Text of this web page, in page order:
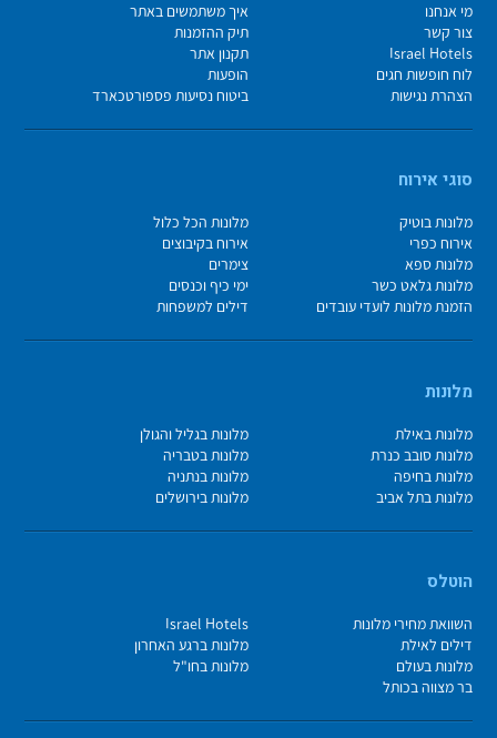
מי אנחנו
איך משתמשים באתר
צור קשר
תיק ההזמנות
Israel Hotels
תקנון אתר
לוח חופשות חגים
הופעות
הצהרת נגישות
ביטוח נסיעות פספורטכארד
סוגי אירוח
מלונות בוטיק
מלונות הכל כלול
אירוח כפרי
אירוח בקיבוצים
מלונות ספא
צימרים
מלונות גלאט כשר
ימי כיף וכנסים
הזמנת מלונות לועדי עובדים
דילים למשפחות
מלונות
מלונות באילת
מלונות בגליל והגולן
מלונות סובב כנרת
מלונות בטבריה
מלונות בחיפה
מלונות בנתניה
מלונות בתל אביב
מלונות בירושלים
הוטלס
השוואת מחירי מלונות
Israel Hotels
דילים לאילת
מלונות ברגע האחרון
מלונות בעולם
מלונות בחו"ל
בר מצווה בכותל